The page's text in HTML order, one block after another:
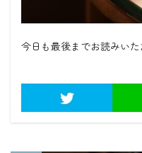
今日も最後までお読みい